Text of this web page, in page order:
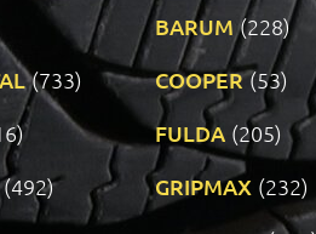
BARUM (228)
(733) COOPER (53)
FULDA (205)
(492) GRIPMAX (232)